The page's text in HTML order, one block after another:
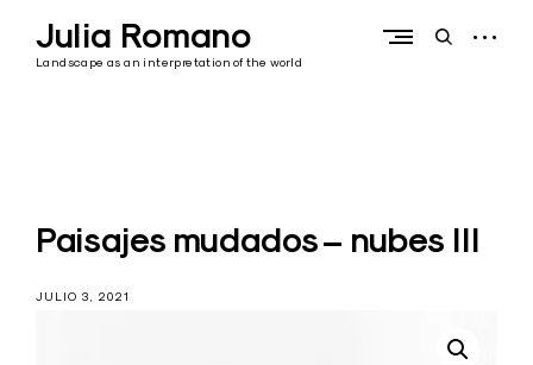
contentJulia Romano
Landscape as an interpretation of the world
openopen
Paisajes mudados – nubes III
JULIO 3, 2021